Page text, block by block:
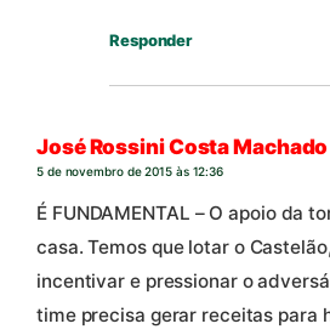
Responder
José Rossini Costa Machado
5 de novembro de 2015 às 12:36
É FUNDAMENTAL – O apoio da
casa. Temos que lotar o
incentivar e pressionar o
time precisa gerar receitas para